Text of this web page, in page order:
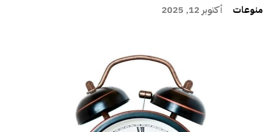
منوعات أكتوبر 12, 2025